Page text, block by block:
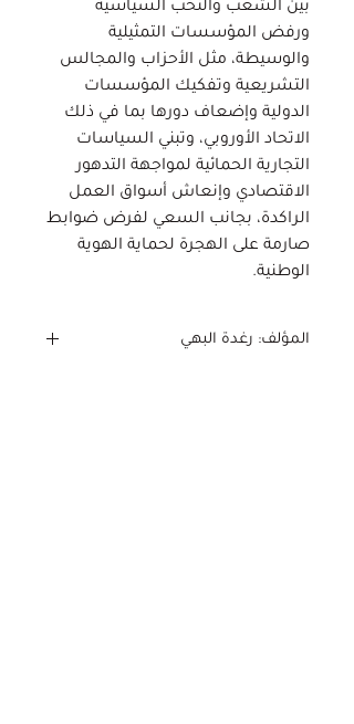
بين الشعب والنخب السياسية
ورفض المؤسسات التمثيلية
والوسيطة، مثل الأحزاب والمجالس
التشريعية وتفكيك المؤسسات
الدولية وإضعاف دورها بما في ذلك
الاتحاد الأوروبي، وتبني السياسات
التجارية الحمائية لمواجهة التدهور
الاقتصادي وإنعاش أسواق العمل
الراكدة، بجانب السعي لفرض ضوابط
صارمة على الهجرة لحماية الهوية
الوطنية.
المؤلف: رغدة البهي